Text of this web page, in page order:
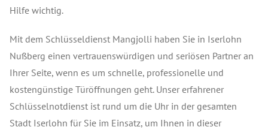
Hilfe wichtig.
Mit dem Schlüsseldienst Mangjolli haben Sie in Iserlohn
Nußberg einen vertrauenswürdigen und seriösen Partner an
Ihrer Seite, wenn es um schnelle, professionelle und
kostengünstige Türöffnungen geht. Unser erfahrener
Schlüsselnotdienst ist rund um die Uhr in der gesamten
Stadt Iserlohn für Sie im Einsatz, um Ihnen in dieser